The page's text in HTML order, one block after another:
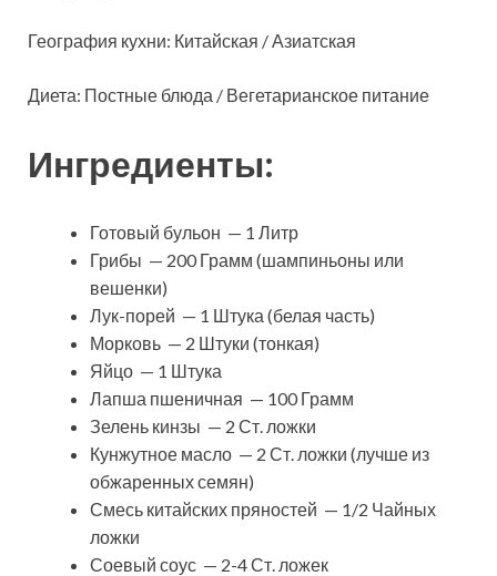
География кухни: Китайская / Азиатская
Диета: Постные блюда / Вегетарианское питание
Ингредиенты:
Готовый бульон — 1 Литр
Грибы — 200 Грамм (шампиньоны или
вешенки)
Лук-порей — 1 Штука (белая часть)
Морковь — 2 Штуки (тонкая)
Яйцо — 1 Штука
Лапша пшеничная — 100 Грамм
Зелень кинзы — 2 Ст. ложки
Кунжутное масло — 2 Ст. ложки (лучше из
обжаренных семян)
Смесь китайских пряностей — 1/2 Чайных
ложки
Соевый соус — 2-4 Ст. ложек